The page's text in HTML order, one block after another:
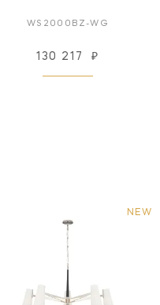
WS2000BZ-WG
130 217 ₽
NEW